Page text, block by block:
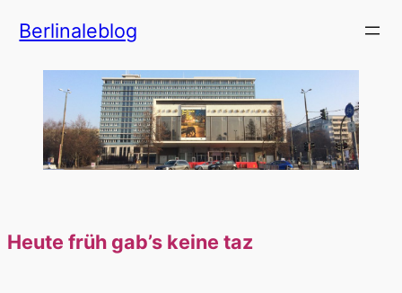
Inhalt
Berlinaleblog
Heute früh gab’s keine taz